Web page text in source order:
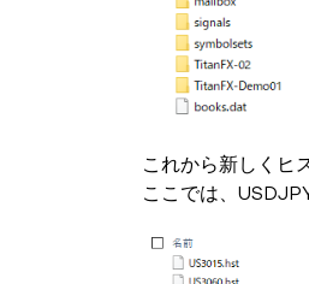
これから新しくヒ
ここでは、